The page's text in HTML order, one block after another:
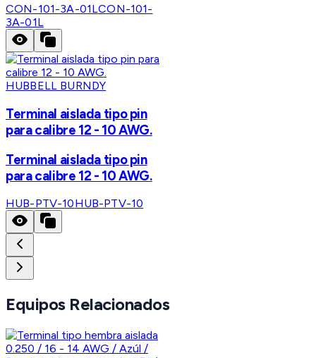
CON-101-3A-01LCON-101-
3A-01L
HUBBELL BURNDY
Terminal aislada tipo pin
para calibre 12 - 10 AWG.
Terminal aislada tipo pin
para calibre 12 - 10 AWG.
HUB-PTV-10HUB-PTV-10
Equipos Relacionados